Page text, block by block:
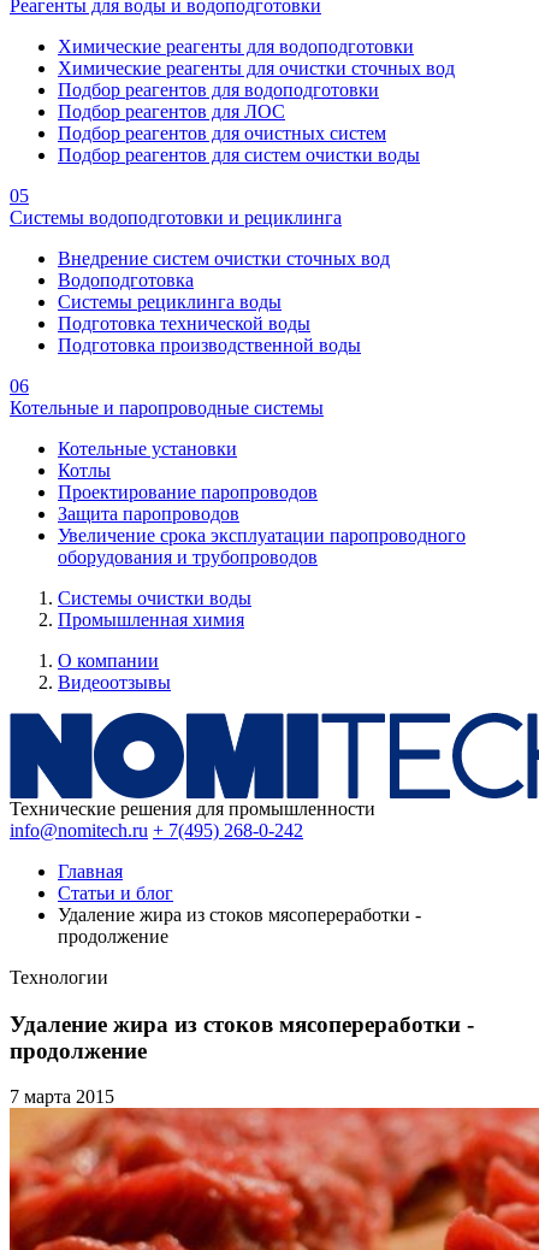
Реагенты для воды и водоподготовки
Химические реагенты для водоподготовки
Химические реагенты для очистки сточных вод
Подбор реагентов для водоподготовки
Подбор реагентов для ЛОС
Подбор реагентов для очистных систем
Подбор реагентов для систем очистки воды
05
Системы водоподготовки и рециклинга
Внедрение систем очистки сточных вод
Водоподготовка
Системы рециклинга воды
Подготовка технической воды
Подготовка производственной воды
06
Котельные и паропроводные системы
Котельные установки
Котлы
Проектирование паропроводов
Защита паропроводов
Увеличение срока эксплуатации паропроводного
оборудования и трубопроводов
Системы очистки воды
Промышленная химия
О компании
Видеоотзывы
Технические решения для промышленности
info@nomitech.ru + 7(495) 268-0-242
Главная
Статьи и блог
Удаление жира из стоков мясопереработки -
продолжение
Технологии
Удаление жира из стоков мясопереработки -
продолжение
7 марта 2015